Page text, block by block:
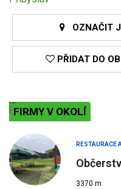
OZNAČIT
PŘIDAT DO
FIRMY V OKOLÍ
RESTAURACE
3370 m